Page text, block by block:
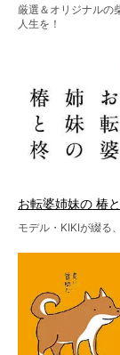
厳選＆オリジナルの
人生を！
お転婆姉妹の 椿
モデル・KIKIが綴る